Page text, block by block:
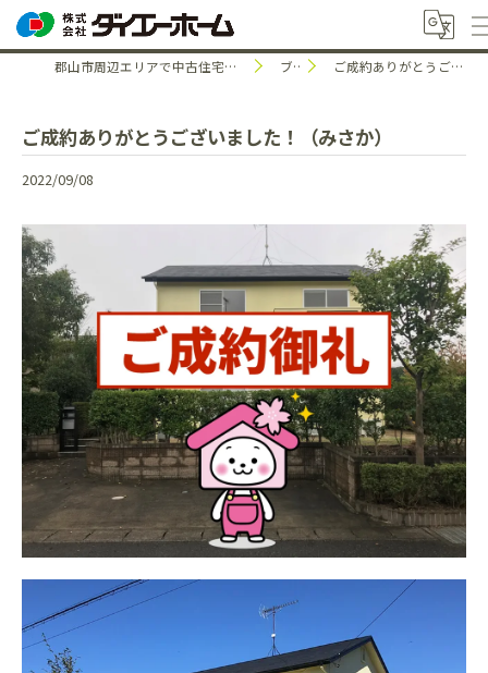
郡山市周辺エリアで中古住宅のことなら株式会社ダイエーホーム ブログ ご成約ありがとうございました！（みさか）
ご成約ありがとうございました！（みさか）
2022/09/08